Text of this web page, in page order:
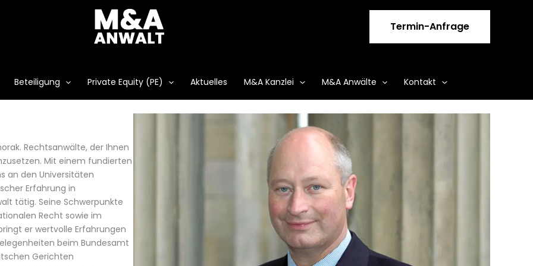
Termin-Anfrage
Beteiligung Private Equity (PE) Aktuelles M&A Kanzlei M&A Anwälte Kontakt
Rechtsanwälte, der Ihnen
Mit einem fundierten
an den Universitäten
Erfahrung in
tätig. Seine Schwerpunkte
Recht sowie im
er wertvolle Erfahrungen
beim Bundesamt
Gerichten